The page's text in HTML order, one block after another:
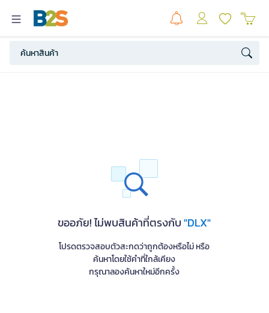
ขออภัย! ไม่พบสินค้าที่ตรงกับ"DLX"
โปรดตรวจสอบตัวสะกดว่าถูกต้องหรือไม่ หรือ
ค้นหาโดยใช้คำที่ใกล้เคียง
กรุณาลองค้นหาใหม่อีกครั้ง